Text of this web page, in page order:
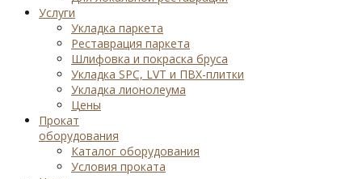
Услуги
Укладка паркета
Реставрация паркета
Шлифовка и покраска бруса
Укладка SPC, LVT и ПВХ-плитки
Укладка лионолеума
Цены
Прокат
оборудования
Каталог оборудования
Условия проката